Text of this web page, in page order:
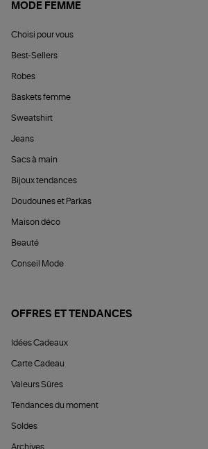
MODE FEMME
Choisi pour vous
Best-Sellers
Robes
Baskets femme
Sweatshirt
Jeans
Sacs à main
Bijoux tendances
Doudounes et Parkas
Maison déco
Beauté
Conseil Mode
OFFRES ET TENDANCES
Idées Cadeaux
Carte Cadeau
Valeurs Sûres
Tendances du moment
Soldes
Archives